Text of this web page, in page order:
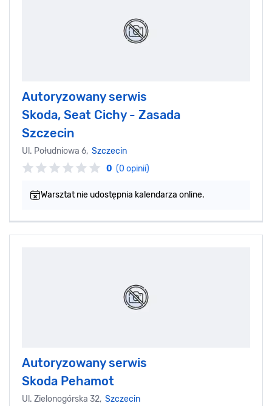
Autoryzowany serwis
Skoda, Seat Cichy - Zasada
Szczecin
Ul. Południowa 6, Szczecin
0 (0 opinii)
Warsztat nie udostępnia kalendarza online.
Autoryzowany serwis
Skoda Pehamot
Ul. Zielonogórska 32, Szczecin